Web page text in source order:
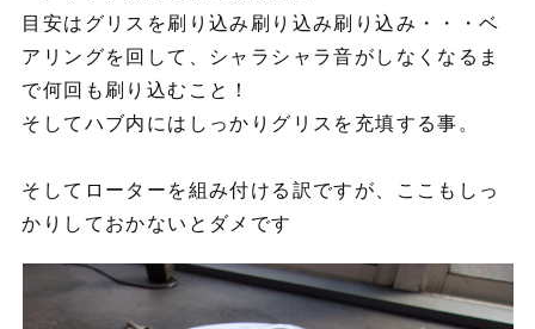
目安はグリスを刷り込み刷り込み刷り込み・・・ベ
アリングを回して、シャラシャラ音がしなくなるま
で何回も刷り込むこと！
そしてハブ内にはしっかりグリスを充填する事。
そしてローターを組み付ける訳ですが、ここもしっ
かりしておかないとダメです